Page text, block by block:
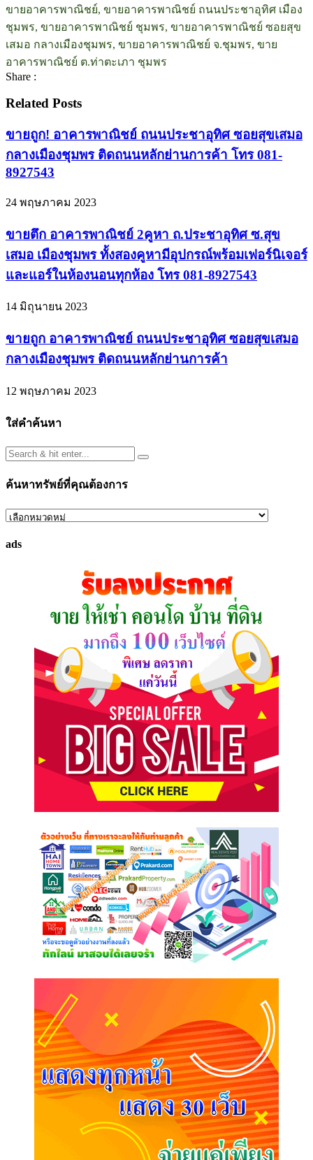
ขายอาคารพาณิชย์, ขายอาคารพาณิชย์ ถนนประชาอุทิศ เมือง
ชุมพร, ขายอาคารพาณิชย์ ชุมพร, ขายอาคารพาณิชย์ ซอยสุข
เสมอ กลางเมืองชุมพร, ขายอาคารพาณิชย์ จ.ชุมพร, ขาย
อาคารพาณิชย์ ต.ท่าตะเภา ชุมพร
Share :
Related Posts
ขายถูก! อาคารพาณิชย์ ถนนประชาอุทิศ ซอยสุขเสมอ
กลางเมืองชุมพร ติดถนนหลักย่านการค้า โทร 081-
8927543
24 พฤษภาคม 2023
ขายตึก อาคารพาณิชย์ 2คูหา ถ.ประชาอุทิศ ซ.สุข
เสมอ เมืองชุมพร ทั้งสองคูหามีอุปกรณ์พร้อมเฟอร์นิเจอร์
และแอร์ในห้องนอนทุกห้อง โทร 081-8927543
14 มิถุนายน 2023
ขายถูก อาคารพาณิชย์ ถนนประชาอุทิศ ซอยสุขเสมอ
กลางเมืองชุมพร ติดถนนหลักย่านการค้า
12 พฤษภาคม 2023
ใส่คำค้นหา
ค้นหาทรัพย์ที่คุณต้องการ
ค้นหา
ที่
ads